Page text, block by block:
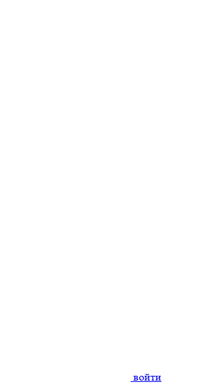
войти